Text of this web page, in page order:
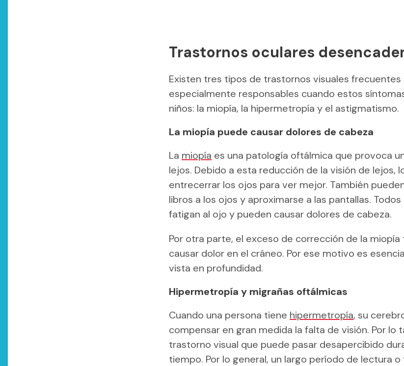
Trastornos oculares
Existen tres tipos de trastornos visuales
especialmente responsables cuando estos
niños: la miopía, la hipermetropía y el astigmatismo.
La miopía puede causar dolores de cabeza
La miopía es una patología oftálmica que provoca
lejos. Debido a esta reducción de la visión de lejos,
entrecerrar los ojos para ver mejor. También
libros a los ojos y aproximarse a las pantallas.
fatigan al ojo y pueden causar dolores de cabeza.
Por otra parte, el exceso de corrección de la
causar dolor en el cráneo. Por ese motivo es
vista en profundidad.
Hipermetropía y migrañas oftálmicas
Cuando una persona tiene hipermetropía, su
compensar en gran medida la falta de visión. Por lo
trastorno visual que puede pasar desapercibido
tiempo. Por lo general, un largo período de lectura